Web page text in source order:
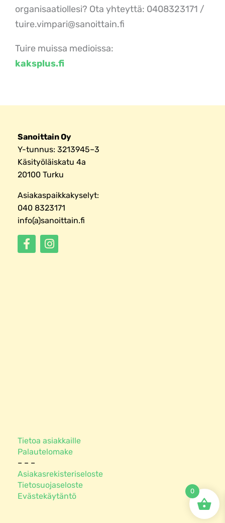
organisaatiollesi? Ota yhteyttä: 0408323171 /
tuire.vimpari@sanoittain.fi
Tuire muissa medioissa:
kaksplus.fi
Sanoittain Oy
Y-tunnus: 3213945–3
Käsityöläiskatu 4a
20100 Turku
Asiakaspaikkakyselyt:
040 8323171
info(a)sanoittain.fi
F
I
Tietoa asiakkaille
Palautelomake
– – –
Asiakasrekisteriseloste
Tietosuojaseloste
Evästekäytäntö
0